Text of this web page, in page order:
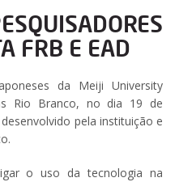
FRB E EAD
da Meiji University
Rio Branco, no dia 19 de
pela instituição e
o uso da tecnologia na